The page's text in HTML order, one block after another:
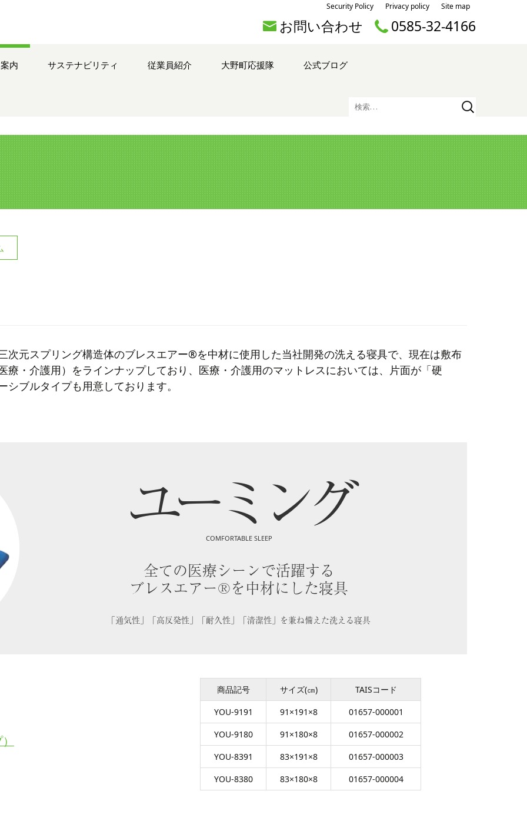
Security Policy Privacy policy Site map
お問い合わせ 0585-32-4166
内 サステナビリティ 従業員紹介 大野町応援隊 公式ブログ
検
次元スプリング構造体のブレスエアー®を中材に使用した当社開発の洗える寝具で、現在は敷布
療・介護用）をラインナップしており、医療・介護用のマットレスにおいては、片面が「硬
ブルタイプも用意しております。
ユーミング
COMFORTABLE SLEEP
全ての医療シーンで活躍する
ブレスエアー®を中材にした寝具
「通気性」「高反発性」「耐久性」「清潔性」を兼ね備えた洗える寝具
商品記号 サイズ(㎝)
TAISコード
YOU-9191
91×191×8
01657-000001
YOU-9180
91×180×8
01657-000002
YOU-8391
83×191×8
01657-000003
YOU-8380
83×180×8 01657-000004